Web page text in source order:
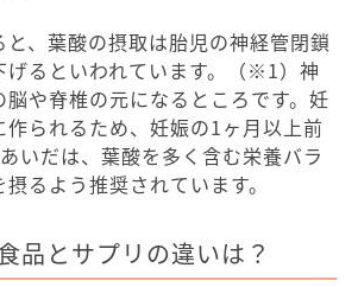
、葉酸の摂取は胎児の神経管閉鎖
げるといわれています。（※1）神
や脊椎の元になるところです。妊
られるため、妊娠の1ヶ月以上前
いだは、葉酸を多く含む栄養バラ
るよう推奨されています。
品とサプリの違いは？